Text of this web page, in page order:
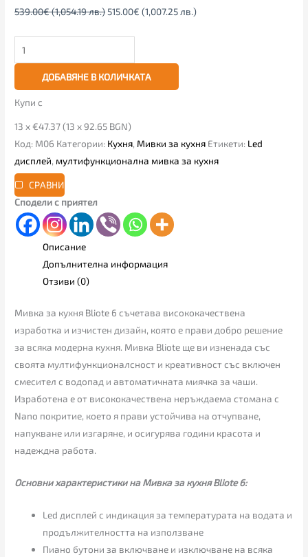
539.00€(1,054.19 лв.) 515.00€ (1,007.25 лв.)
ДОБАВЯНЕ В КОЛИЧКАТА
Купи с
13 x €47.37 (13 x 92.65 BGN)
Код: M06 Категории: Кухня, Мивки за кухня Етикети: Led
дисплей, мултифункционална мивка за кухня
СРАВНИ
Сподели с приятел
Описание
Допълнителна информация
Отзиви (0)
Мивка за кухня Bliote 6 съчетава висококачествена
изработка и изчистен дизайн, която е прави добро решение
за всяка модерна кухня. Мивка Bliote ще ви изненада със
своята мултифункционалсност и креативност със включен
смесител с водопад и автоматичната миячка за чаши.
Изработена е от висококачествена неръждаема стомана с
Nano покритие, което я прави устойчива на отчупване,
напукване или изгаряне, и осигурява години красота и
надеждна работа.
Основни характеристики на Мивка за кухня Bliote 6:
Led дисплей с индикация за температурата на водата и
продължителността на използване
Пиано бутони за включване и изключване на всяка